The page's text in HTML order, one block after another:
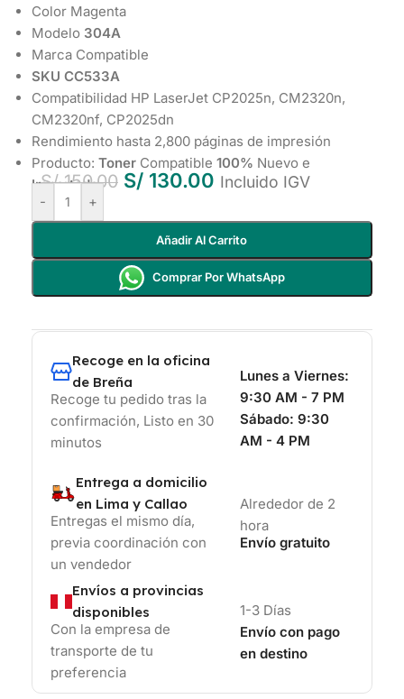
Color Magenta
Modelo 304A
Marca Compatible
SKU CC533A
Compatibilidad HP LaserJet CP2025n, CM2320n,
CM2320nf, CP2025dn
Rendimiento hasta 2,800 páginas de impresión
Producto: Toner Compatible 100% Nuevo e
Importado
S/150.00 S/ 130.00 Incluido IGV
- +
Añadir Al Carrito
Comprar Por WhatsApp
Recoge en la oficina
de Breña
Recoge tu pedido tras la
confirmación, Listo en 30
minutos
Lunes a Viernes:
9:30 AM - 7 PM
Sábado: 9:30
AM - 4 PM
Entrega a domicilio
en Lima y Callao
Entregas el mismo día,
previa coordinación con
un vendedor
Alrededor de 2
hora
Envío gratuito
Envíos a provincias
disponibles
Con la empresa de
transporte de tu
preferencia
1-3 Días
Envío con pago
en destino